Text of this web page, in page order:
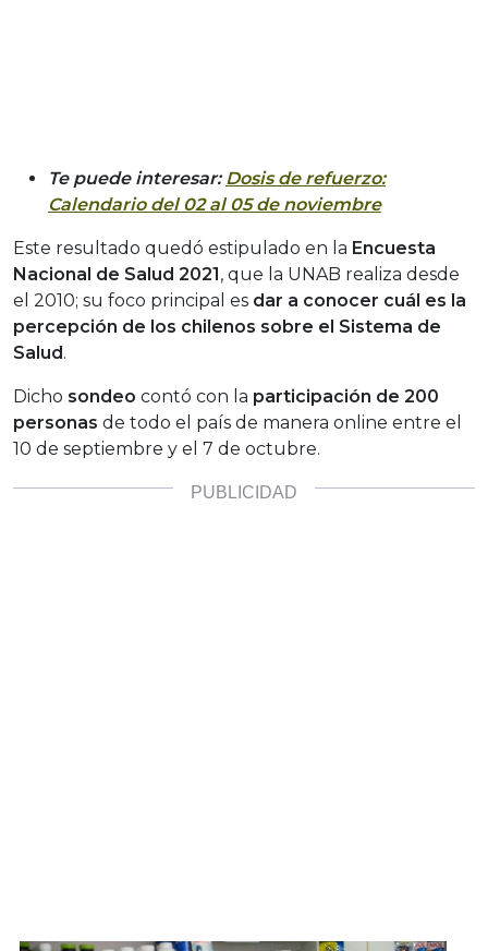
Te puede interesar: Dosis de refuerzo:
Calendario del 02 al 05 de noviembre
Este resultado quedó estipulado en la Encuesta
Nacional de Salud 2021 , que la UNAB realiza desde
el 2010; su foco principal es dar a conocer cuál es la
percepción de los chilenos sobre el Sistema de
Salud .
Dicho sondeo contó con la participación de 200
personas de todo el país de manera online entre el
10 de septiembre y el 7 de octubre.